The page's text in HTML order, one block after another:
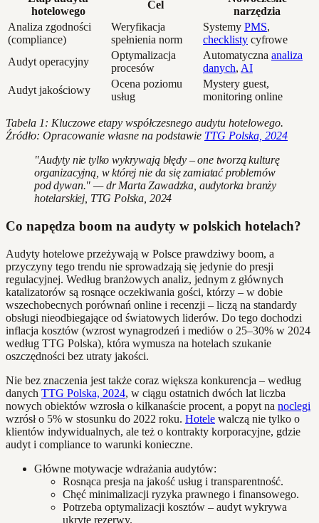
hotelowego
Cel
narzędzia
Analiza zgodności
(compliance)
Weryfikacja
spełnienia norm
Systemy PMS,
checklisty cyfrowe
Audyt operacyjny
Optymalizacja
procesów
Automatyczna analiza
danych, AI
Audyt jakościowy
Ocena poziomu
usług
Mystery guest,
monitoring online
Tabela 1: Kluczowe etapy współczesnego audytu hotelowego.
Źródło: Opracowanie własne na podstawie TTG Polska, 2024
"Audyty nie tylko wykrywają błędy – one tworzą kulturę
organizacyjną, w której nie da się zamiatać problemów
pod dywan." — dr Marta Zawadzka, audytorka branży
hotelarskiej, TTG Polska, 2024
Co napędza boom na audyty w polskich hotelach?
Audyty hotelowe przeżywają w Polsce prawdziwy boom, a
przyczyny tego trendu nie sprowadzają się jedynie do presji
regulacyjnej. Według branżowych analiz, jednym z głównych
katalizatorów są rosnące oczekiwania gości, którzy – w dobie
wszechobecnych porównań online i recenzji – liczą na standardy
obsługi nieodbiegające od światowych liderów. Do tego dochodzi
inflacja kosztów (wzrost wynagrodzeń i mediów o 25–30% w 2024
według TTG Polska), która wymusza na hotelach szukanie
oszczędności bez utraty jakości.
Nie bez znaczenia jest także coraz większa konkurencja – według
danych TTG Polska, 2024, w ciągu ostatnich dwóch lat liczba
nowych obiektów wzrosła o kilkanaście procent, a popyt na noclegi
wzrósł o 5% w stosunku do 2022 roku. Hotele walczą nie tylko o
klientów indywidualnych, ale też o kontrakty korporacyjne, gdzie
audyt i compliance to warunki konieczne.
Główne motywacje wdrażania audytów:
Rosnąca presja na jakość usług i transparentność.
Chęć minimalizacji ryzyka prawnego i finansowego.
Potrzeba optymalizacji kosztów – audyt wykrywa
ukryte rezerwy.